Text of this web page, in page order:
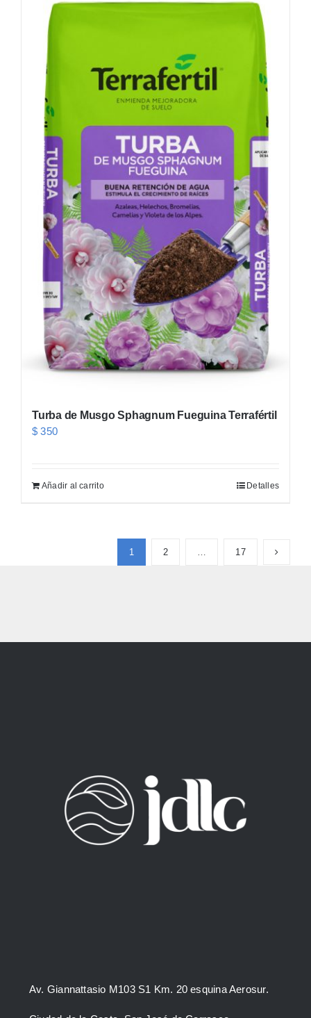
Turba de Musgo Sphagnum Fueguina Terrafértil
$ 350
Añadir al carrito Detalles
1 2 17
Av. Giannattasio M103 S1 Km. 20 esquina Aerosur.